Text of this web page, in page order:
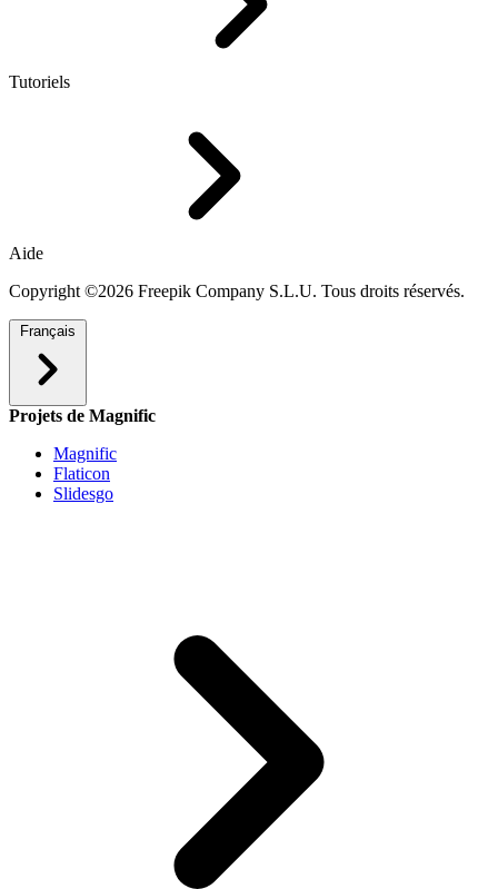
Tutoriels
Aide
Copyright ©2026 Freepik Company S.L.U. Tous droits réservés.
Français
Projets de Magnific
Magnific
Flaticon
Slidesgo